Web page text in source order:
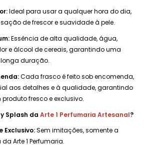
Ideal para usar a qualquer hora do dia,
de frescor e suavidade à pele.
Essência de alta qualidade, água,
e álcool de cereais, garantindo uma
duração.
Cada frasco é feito sob encomenda,
aos detalhes e à qualidade, garantindo
fresco e exclusivo.
Splash da Arte 1 Perfumaria Artesanal?
Exclusivo:Sem imitações, somente a
Arte 1 Perfumaria.